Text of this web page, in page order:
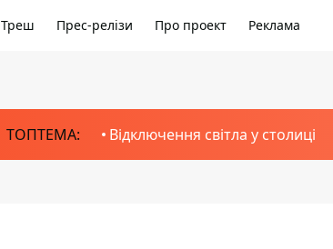
Треш Прес-релізи Про проект Реклама
ТОПТЕМА: Відключення світла у столиці